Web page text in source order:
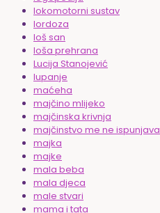
lokomotorni sustav
lordoza
loš san
loša prehrana
Lucija Stanojević
lupanje
maćeha
majčino mlijeko
majčinska krivnja
majčinstvo me ne ispunjava
majka
majke
mala beba
mala djeca
male stvari
mama i tata